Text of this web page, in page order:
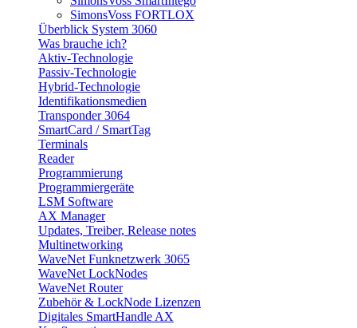
SimonsVoss FORTLOX
Überblick System 3060
Was brauche ich?
Aktiv-Technologie
Passiv-Technologie
Hybrid-Technologie
Identifikationsmedien
Transponder 3064
SmartCard / SmartTag
Terminals
Reader
Programmierung
Programmiergeräte
LSM Software
AX Manager
Updates, Treiber, Release notes
Multinetworking
WaveNet Funknetzwerk 3065
WaveNet LockNodes
WaveNet Router
Zubehör & LockNode Lizenzen
Digitales SmartHandle AX